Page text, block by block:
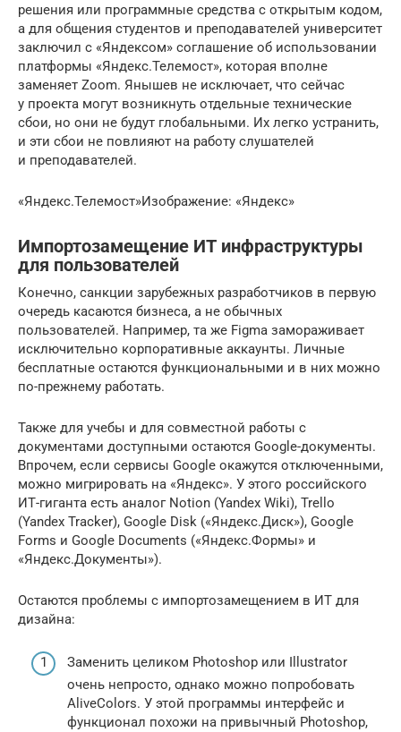
решения или программные средства с открытым кодом,
а для общения студентов и преподавателей университет
заключил с «Яндексом» соглашение об использовании
платформы «Яндекс.Телемост», которая вполне
заменяет Zoom. Янышев не исключает, что сейчас
у проекта могут возникнуть отдельные технические
сбои, но они не будут глобальными. Их легко устранить,
и эти сбои не повлияют на работу слушателей
и преподавателей.
«Яндекс.Телемост»Изображение: «Яндекс»
Импортозамещение ИТ инфраструктуры
для пользователей
Конечно, санкции зарубежных разработчиков в первую
очередь касаются бизнеса, а не обычных
пользователей. Например, та же Figma замораживает
исключительно корпоративные аккаунты. Личные
бесплатные остаются функциональными и в них можно
по-прежнему работать.
Также для учебы и для совместной работы с
документами доступными остаются Google-документы.
Впрочем, если сервисы Google окажутся отключенными,
можно мигрировать на «Яндекс». У этого российского
ИТ-гиганта есть аналог Notion (Yandex Wiki), Trello
(Yandex Tracker), Google Disk («Яндекс.Диск»), Google
Forms и Google Documents («Яндекс.Формы» и
«Яндекс.Документы»).
Остаются проблемы с импортозамещением в ИТ для
дизайна:
Заменить целиком Photoshop или Illustrator
очень непросто, однако можно попробовать
AliveColors. У этой программы интерфейс и
функционал похожи на привычный Photoshop,